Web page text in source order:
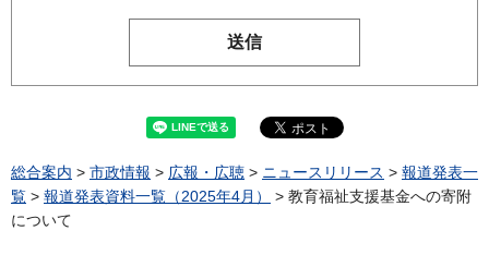
総合案内 > 市政情報 > 広報・広聴 > ニュースリリース > 報道発表一
覧 > 報道発表資料一覧（2025年4月）
> 教育福祉支援基金への寄附
について